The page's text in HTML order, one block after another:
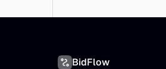
BidFlow